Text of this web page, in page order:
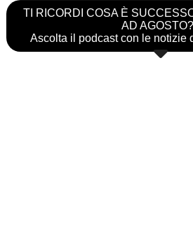
TI RICORDI COSA È
AD AGOSTO?
Ascolta il podcast con le notizie